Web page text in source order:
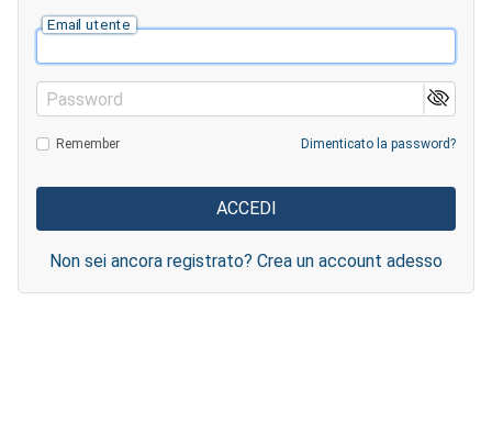
Email utente
Password
Remember Dimenticato la password?
Non sei ancora registrato? Crea un account adesso